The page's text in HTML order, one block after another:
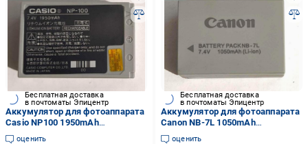
Бесплатная доставка
в почтоматы Эпицентр
Аккумулятор для фотоаппарата
Casio NP100 1950mAh
(29809820)
оценить
Бесплатная доставка
в почтоматы Эпицентр
Аккумулятор для фотоаппарата
Canon NB-7L 1050mAh
(29809822)
оценить